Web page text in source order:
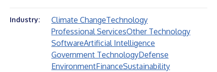
Industry: Climate ChangeTechnology
Professional ServicesOther Technology
SoftwareArtificial Intelligence
Government TechnologyDefense
EnvironmentFinanceSustainability